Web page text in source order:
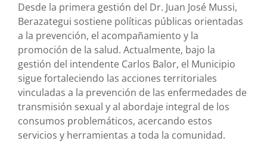
Desde la primera gestión del Dr. Juan José Mussi,
Berazategui sostiene políticas públicas orientadas
a la prevención, el acompañamiento y la
promoción de la salud. Actualmente, bajo la
gestión del intendente Carlos Balor, el Municipio
sigue fortaleciendo las acciones territoriales
vinculadas a la prevención de las enfermedades de
transmisión sexual y al abordaje integral de los
consumos problemáticos, acercando estos
servicios y herramientas a toda la comunidad.